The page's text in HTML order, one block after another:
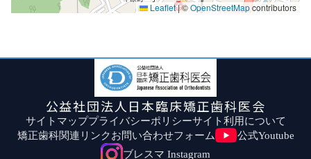
Leaflet|©OpenStreetMapcontributors
公益社団法人日本臨床矯正歯科医会
サイトマッププライバシーポリシーサイト利用について
矯正歯科関連リンクお問い合わせフォーム
公式Youtube
ブレスマ Instagram